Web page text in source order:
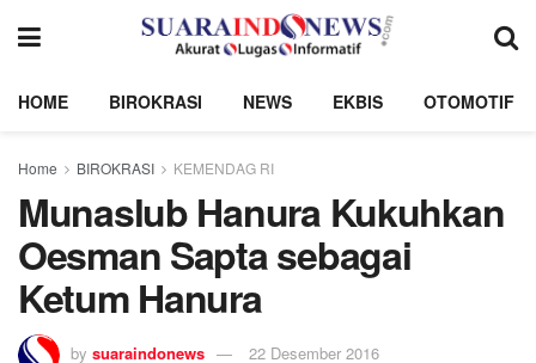
HOME BIROKRASI NEWS EKBIS OTOMOTIF
Home BIROKRASI KEMENDAG RI
Munaslub Hanura Kukuhkan
Oesman Sapta sebagai
Ketum Hanura
by suaraindonews 22 Desember 2016